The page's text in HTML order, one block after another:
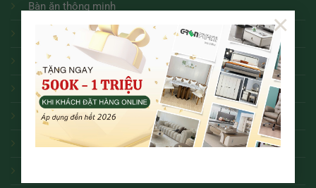
×
Bàn ăn thông minh
Bàn ăn hiện đại
Bàn ăn tân cổ điển
Bàn ăn tròn
Bàn ăn